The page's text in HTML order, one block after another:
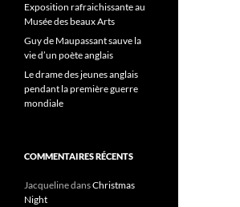
Exposition rafraichissante au
Musée des beaux Arts
Guy de Maupassant sauve la
vie d’un poète anglais
Le drame des jeunes anglais
pendant la première guerre
mondiale
COMMENTAIRES RÉCENTS
JacquelinedansChristmas
Night